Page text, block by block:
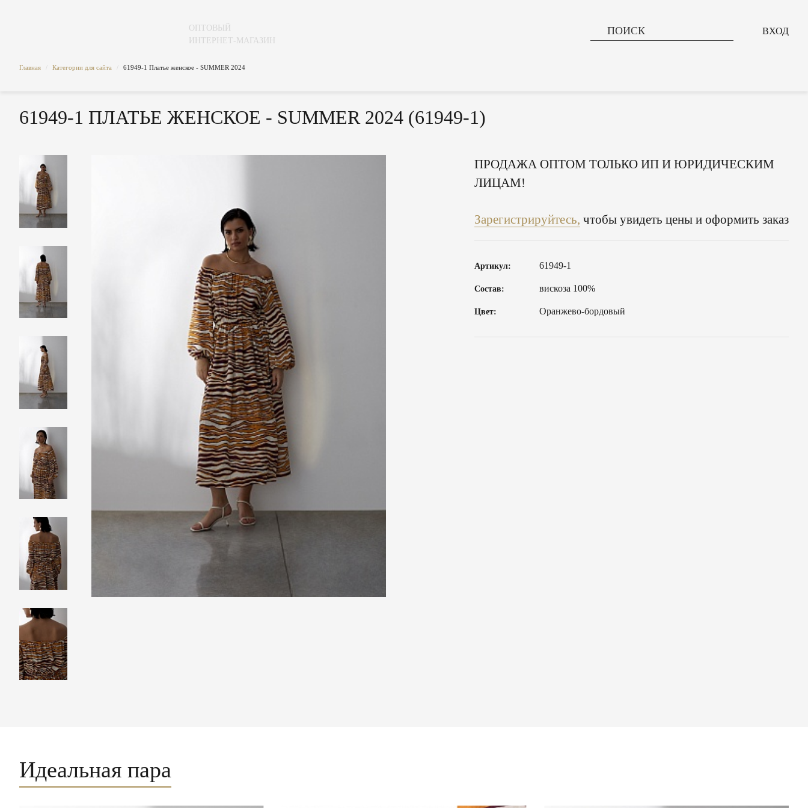
ОПТОВЫЙ
ИНТЕРНЕТ-МАГАЗИН
ВХОД
Главная Категории для сайта 61949-1 Платье женское - SUMMER 2024
61949-1 ПЛАТЬЕ ЖЕНСКОЕ - SUMMER 2024 (61949-1)
ПРОДАЖА ОПТОМ ТОЛЬКО ИП И ЮРИДИЧЕСКИМ
ЛИЦАМ!
Зарегистрируйтесь, чтобы увидеть цены и оформить заказ
Артикул: 61949-1
Состав: вискоза 100%
Цвет: Оранжево-бордовый
Идеальная пара